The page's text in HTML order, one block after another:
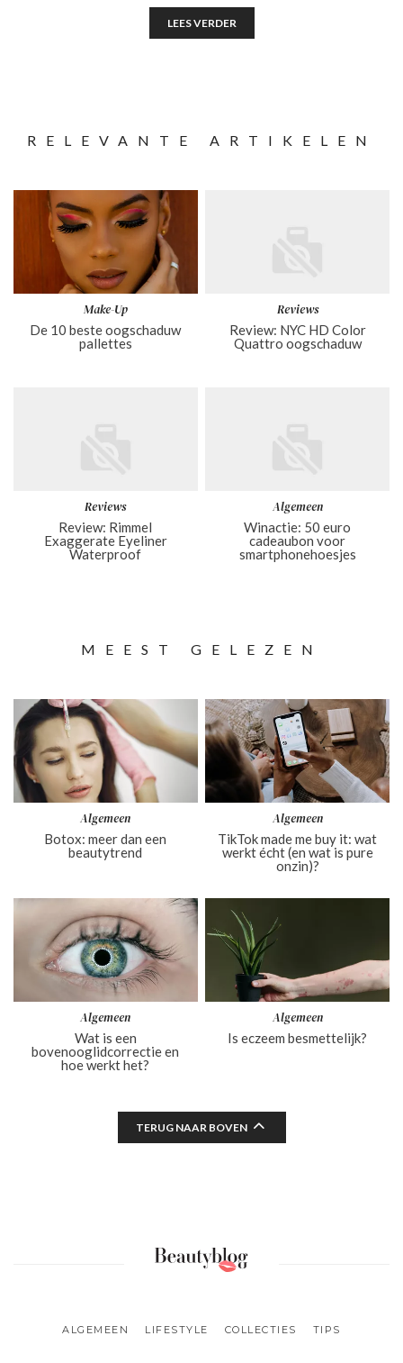
LEES VERDER
RELEVANTE ARTIKELEN
Make-Up
De 10 beste oogschaduw
pallettes
Reviews
Review: NYC HD Color
Quattro oogschaduw
Reviews
Review: Rimmel
Exaggerate Eyeliner
Waterproof
Algemeen
Winactie: 50 euro
cadeaubon voor
smartphonehoesjes
MEEST GELEZEN
Algemeen
Botox: meer dan een
beautytrend
Algemeen
TikTok made me buy it: wat
werkt écht (en wat is pure
onzin)?
Algemeen
Wat is een
bovenooglidcorrectie en
hoe werkt het?
Algemeen
Is eczeem besmettelijk?
TERUG NAAR BOVEN
ALGEMEEN LIFESTYLE COLLECTIES TIPS